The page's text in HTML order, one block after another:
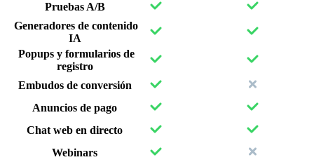
Pruebas A/B
Generadores de contenido
IA
Popups y formularios de
registro
Embudos de conversión
Anuncios de pago
Chat web en directo
Webinars